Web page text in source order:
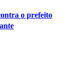
o prefeito